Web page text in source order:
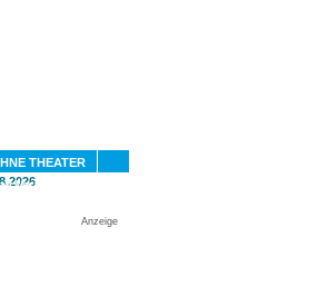
THEATER
Anzeige